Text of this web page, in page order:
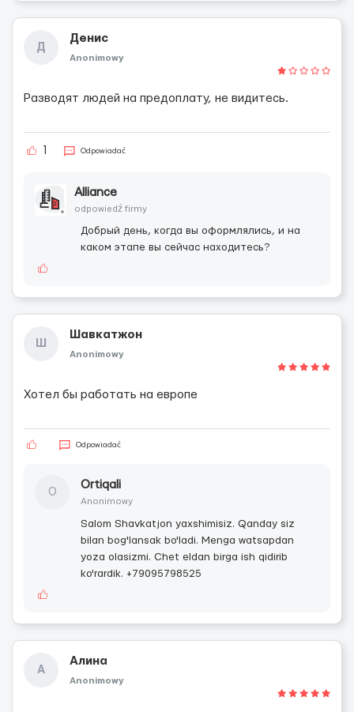
Д
Денис
Anonimowy
Разводят людей на предоплату, не видитесь.
Odpowiadać
Alliance
odpowiedź firmy
Добрый день, когда вы оформлялись, и на
каком этапе вы сейчас находитесь?
Ш
Шавкатжон
Anonimowy
Хотел бы работать на европе
Odpowiadać
O
Ortiqali
Anonimowy
Salom Shavkatjon yaxshimisiz. Qanday siz
bilan bog'lansak bo'ladi. Menga watsapdan
yoza olasizmi. Chet eldan birga ish qidirib
ko'rardik. +79095798525
А
Алина
Anonimowy